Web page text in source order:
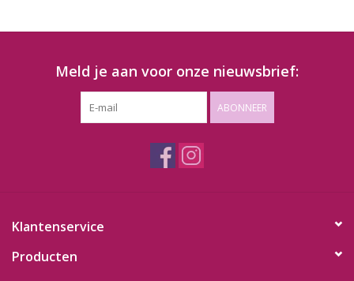
Meld je aan voor onze nieuwsbrief:
ABONNEER
Klantenservice
Producten